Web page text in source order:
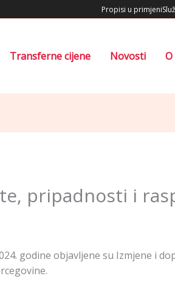
Propisi u primjeni
Transferne cijene Novosti
pripadnosti i
godine objavljene su Izmjene i